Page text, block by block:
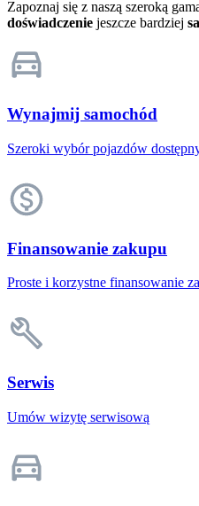
Zapoznaj się z naszą szeroką
doświadczenie jeszcze bardziej
Wynajmij samochód
Szeroki wybór pojazdów
Finansowanie zakupu
Proste i korzystne finansowanie
Serwis
Umów wizytę serwisową